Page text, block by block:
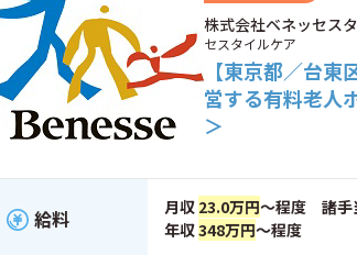
株式会社ベネッセス
セスタイルケア
【東京都／台
営する有料老人
＞
給料 月収 23.0万円～程度 諸手
年収348万円～程度